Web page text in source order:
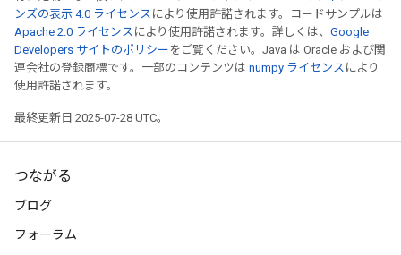
ンズの表示 4.0 ライセンス により使用許諾されます。コードサンプルは
Apache 2.0 ライセンス により使用許諾されます。詳しくは、 Google
Developers サイトのポリシー をご覧ください。Java は Oracle および関
連会社の登録商標です。一部のコンテンツは numpy ライセンス により
使用許諾されます。
最終更新日 2025-07-28 UTC。
つながる
ブログ
フォーラム